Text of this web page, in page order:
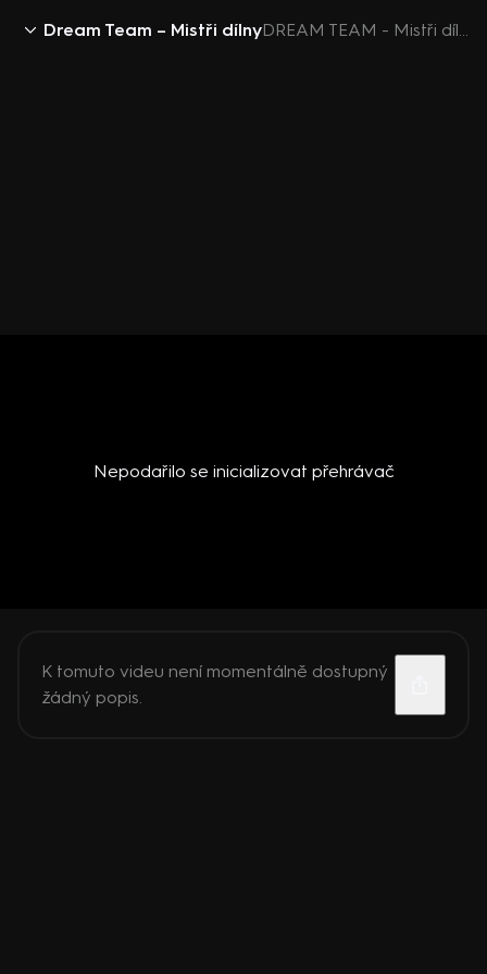
Dream Team – Mistři dílny DREAM TEAM - Mistři dílny (1) - upoutávka
Nepodařilo se inicializovat přehrávač
K tomuto videu není momentálně dostupný
žádný popis.